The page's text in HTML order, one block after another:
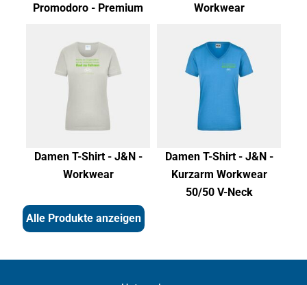
Promodoro - Premium
Workwear
Damen T-Shirt - J&N -
Workwear
Damen T-Shirt - J&N -
Kurzarm Workwear
50/50 V-Neck
Alle Produkte anzeigen